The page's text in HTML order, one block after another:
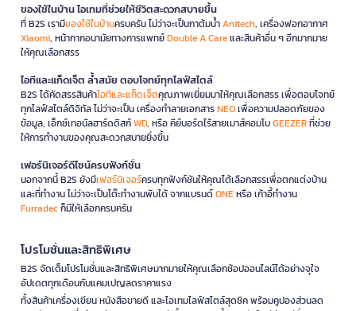
ของใช้ในบ้าน ไอเทมที่ช่วยให้ชีวิตสะดวกสบายขึ้น
ที่ B2S เรามีของใช้ในบ้านครบครัน ไม่ว่าจะเป็นกาต้มน้ำAnitech, เครื่องฟอกอากาศ
Xiaomi, หน้ากากอนามัยทางการแพทย์Double A Careและสินค้าอื่น ๆ อีกมากมาย
ให้คุณเลือกสรร
ไอทีและแก็ดเจ็ต ล้ำสมัย ตอบโจทย์ทุกไลฟ์สไตล์
B2S ได้คัดสรรสินค้าไอทีและแก็ดเจ็ตคุณภาพเยี่ยมมาให้คุณเลือกสรร เพื่อตอบโจทย์
ทุกไลฟ์สไตล์ดิจิทัล ไม่ว่าจะเป็น เครื่องทำลายเอกสารNEOเพื่อความปลอดภัยของ
ข้อมูล, เอ็กซ์เทอนัลฮาร์ดดิสก์WD, หรือ คีย์บอร์ดไร้สายเมาส์คอมโบGEEZERที่ช่วย
ให้การทำงานของคุณสะดวกสบายยิ่งขึ้น
เฟอร์นิเจอร์ดีไซน์ครบฟังก์ชั่น
นอกจากนี้ B2S ยังมีเฟอร์นิเจอร์ครบทุกฟังก์ชันให้คุณได้เลือกสรรเพื่อตกแต่งบ้าน
และที่ทำงาน ไม่ว่าจะเป็นโต๊ะทำงานพับได้ จากแบรนด์ONEหรือ เก้าอี้ทำงาน
Furradecก็มีให้เลือกครบครัน
โปรโมชั่นและสิทธิพิเศษ
B2S จัดเต็มโปรโมชั่นและสิทธิพิเศษมากมายให้คุณเลือกช้อปออนไลน์ได้อย่างจุใจ
อัปเดตทุกเดือนกับแคมเปญลดราคาแรง
ทั้งสินค้าเครื่องเขียน หนังสือขายดี และไอเทมไลฟ์สไตล์สุดชิค พร้อมคูปองส่วนลด